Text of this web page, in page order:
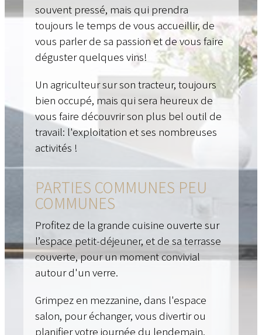
souvent pressé, mais qui prendra
toujours le temps de vous accueillir, de
vous parler de sa passion et de vous faire
déguster quelques vins!
Un agriculteur sur son tracteur, toujours
bien occupé, mais qui sera heureux de
vous faire découvrir son plus bel outil de
travail: l'exploitation et ses nombreuses
activités !
PARTIES COMMUNES PEU
COMMUNES
Profitez de la grande cuisine ouverte sur
l’espace petit-déjeuner, et de sa terrasse
couverte, pour un moment convivial
autour d'un verre.
Grimpez en mezzanine, dans l'espace
salon, pour échanger, vous divertir ou
planifier votre journée du lendemain.